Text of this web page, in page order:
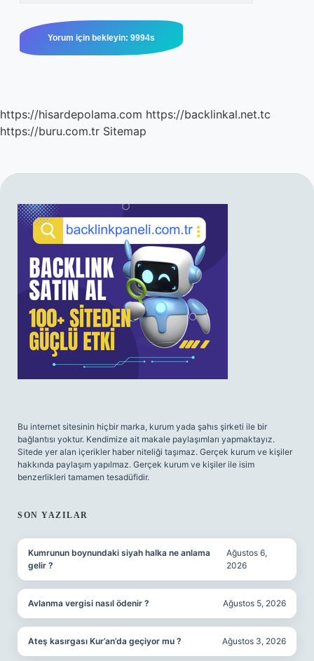
https://hisardepolama.com https://backlinkal.net.tc
https://buru.com.tr Sitemap
SIDEBAR
Bu internet sitesinin hiçbir marka, kurum yada şahıs şirketi ile bir
bağlantısı yoktur. Kendimize ait makale paylaşımları yapmaktayız.
Sitede yer alan içerikler haber niteliği taşımaz. Gerçek kurum ve kişiler
hakkında paylaşım yapılmaz. Gerçek kurum ve kişiler ile isim
benzerlikleri tamamen tesadüfidir.
SON YAZILAR
Kumrunun boynundaki siyah halka ne anlama
gelir ?
Ağustos 6,
2026
Avlanma vergisi nasıl ödenir ? Ağustos 5, 2026
Ateş kasırgası Kur’an’da geçiyor mu ? Ağustos 3, 2026